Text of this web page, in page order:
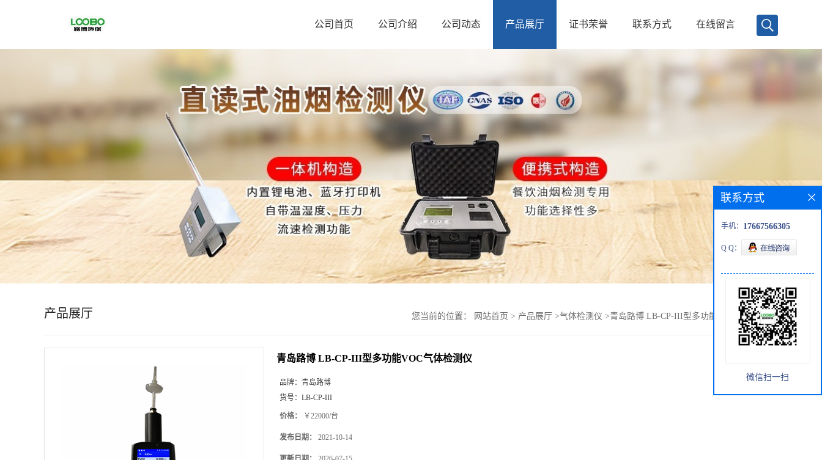
首
公司首页 公司介绍 公司动态 产品展厅 证书荣誉 联系方式 在线留言
产品展厅 您当前的位置： 网站首页 > 产品展厅 >气体检测仪 >青岛路博 LB-CP-III型多功能VOC气体检测仪
青岛路博 LB-CP-III型多功能VOC气体检测仪
品牌： 青岛路博
货号： LB-CP-III
价格： ￥22000/台
发布日期： 2021-10-14
联系方式
手机： 17667566305
Q Q：
微信扫一扫